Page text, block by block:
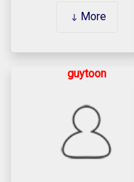
More
guytoon